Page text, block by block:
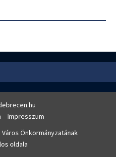
Impresszum
Önkormányzatának
oldala